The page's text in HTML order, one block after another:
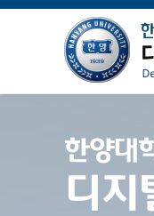
한양대
디지